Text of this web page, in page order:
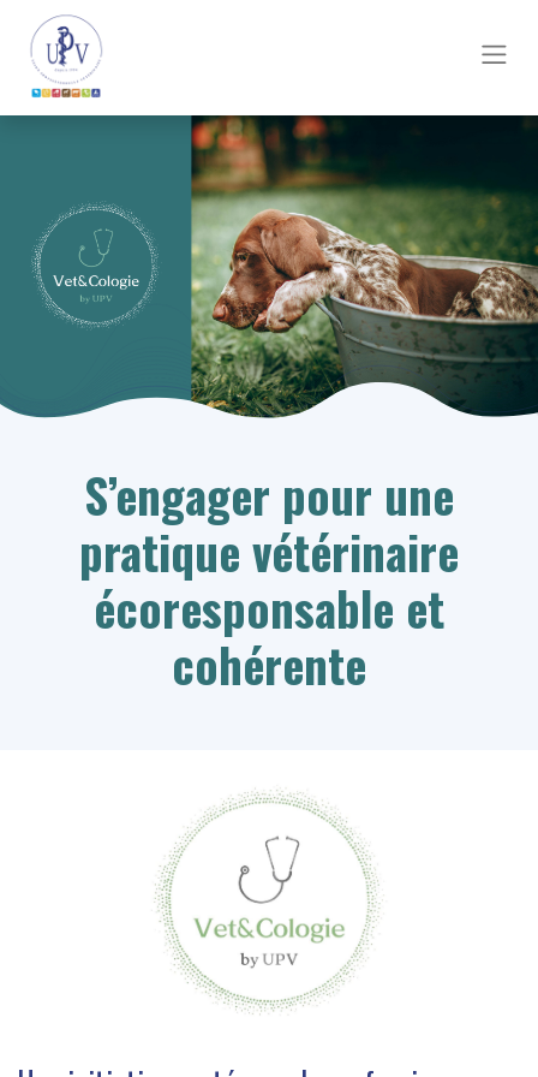
S’engager pour une
pratique vétérinaire
écoresponsable et
cohérente